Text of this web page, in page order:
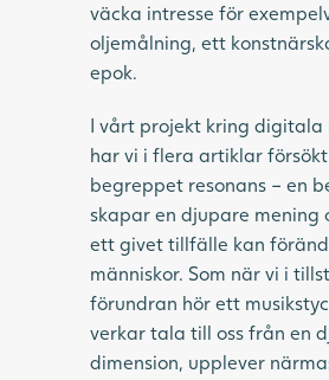
väcka intresse för
oljemålning, ett
epok.
I vårt projekt kring digitala
har vi i flera artiklar
begreppet resonans – en
skapar en djupare mening
ett givet tillfälle kan
människor. Som när vi i
förundran hör ett
verkar tala till oss från en
dimension, upplever